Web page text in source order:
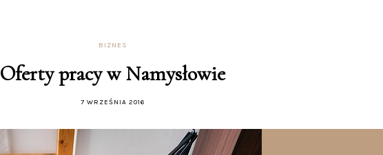
BIZNES
Oferty pracy w Namysłowie
7 WRZEŚNIA 2016